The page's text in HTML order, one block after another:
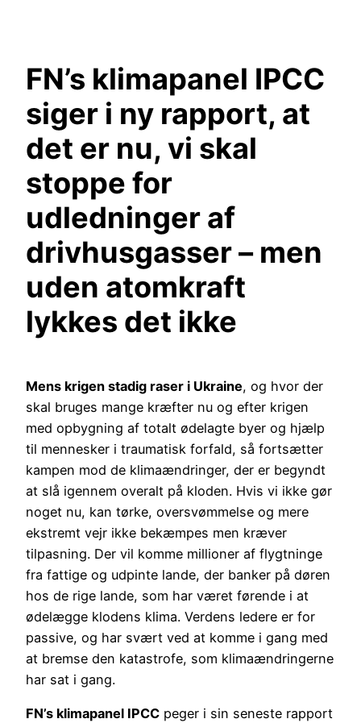
FN’s klimapanel IPCC
siger i ny rapport, at
det er nu, vi skal
stoppe for
udledninger af
drivhusgasser – men
uden atomkraft
lykkes det ikke
Mens krigen stadig raser i Ukraine, og hvor der
skal bruges mange kræfter nu og efter krigen
med opbygning af totalt ødelagte byer og hjælp
til mennesker i traumatisk forfald, så fortsætter
kampen mod de klimaændringer, der er begyndt
at slå igennem overalt på kloden. Hvis vi ikke gør
noget nu, kan tørke, oversvømmelse og mere
ekstremt vejr ikke bekæmpes men kræver
tilpasning. Der vil komme millioner af flygtninge
fra fattige og udpinte lande, der banker på døren
hos de rige lande, som har været førende i at
ødelægge klodens klima. Verdens ledere er for
passive, og har svært ved at komme i gang med
at bremse den katastrofe, som klimaændringerne
har sat i gang.
FN’s klimapanel IPCC peger i sin seneste rapport